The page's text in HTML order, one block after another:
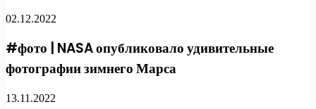
02.12.2022
#фото | NASA опубликовало удивительные
фотографии зимнего Марса
13.11.2022